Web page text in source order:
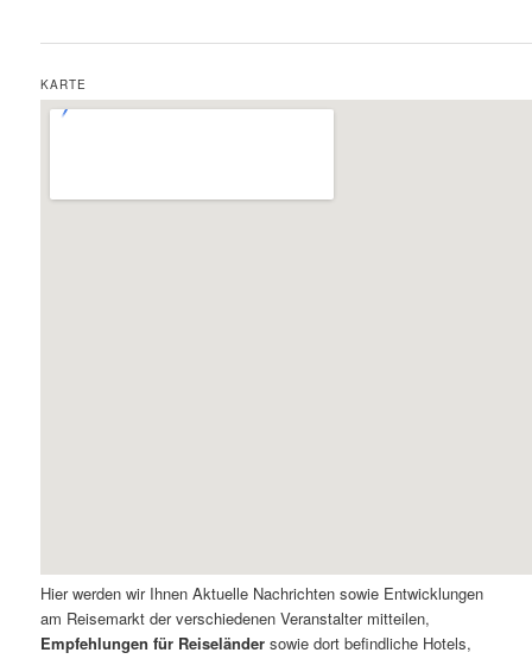
KARTE
Hier werden wir Ihnen Aktuelle Nachrichten sowie Entwicklungen
am Reisemarkt der verschiedenen Veranstalter mitteilen,
Empfehlungen für Reiseländer sowie dort befindliche Hotels,